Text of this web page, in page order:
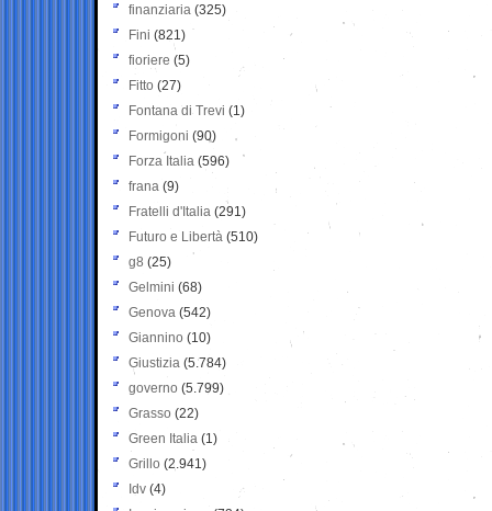
finanziaria (325)
Fini (821)
fioriere (5)
Fitto (27)
Fontana di Trevi (1)
Formigoni (90)
Forza Italia (596)
frana (9)
Fratelli d'Italia (291)
Futuro e Libertà (510)
g8 (25)
Gelmini (68)
Genova (542)
Giannino (10)
Giustizia (5.784)
governo (5.799)
Grasso (22)
Green Italia (1)
Grillo (2.941)
Idv (4)